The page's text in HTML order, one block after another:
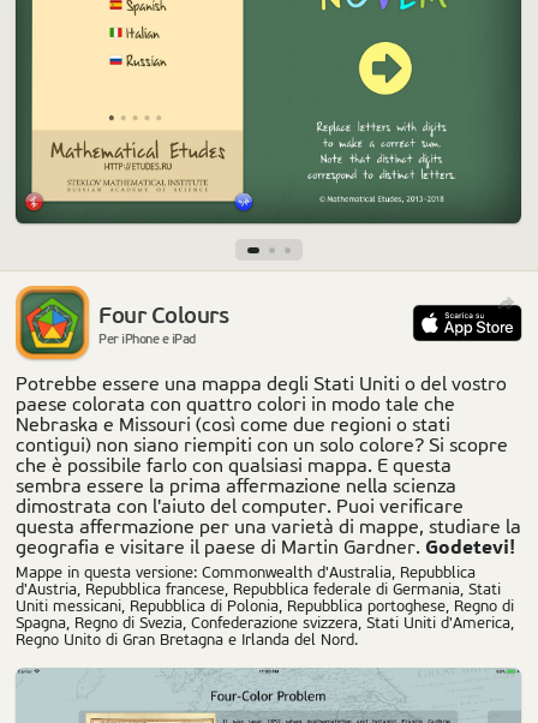
Four Colours
Per iPhone e iPad
Potrebbe essere una mappa degli Stati Uniti o del vostro
paese colorata con quattro colori in modo tale che
Nebraska e Missouri (così come due regioni o stati
contigui) non siano riempiti con un solo colore? Si scopre
che è possibile farlo con qualsiasi mappa. E questa
sembra essere la prima affermazione nella scienza
dimostrata con l'aiuto del computer. Puoi verificare
questa affermazione per una varietà di mappe, studiare la
geografia e visitare il paese di Martin Gardner. Godetevi!
Mappe in questa versione: Commonwealth d'Australia, Repubblica
d'Austria, Repubblica francese, Repubblica federale di Germania, Stati
Uniti messicani, Repubblica di Polonia, Repubblica portoghese, Regno di
Spagna, Regno di Svezia, Confederazione svizzera, Stati Uniti d'America,
Regno Unito di Gran Bretagna e Irlanda del Nord.